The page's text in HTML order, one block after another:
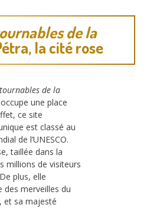
de la
la cité rose
de la
une place
ce site
est classé au
de l’UNESCO.
taillée dans la
millions de visiteurs
plus, elle
des merveilles du
et sa majesté